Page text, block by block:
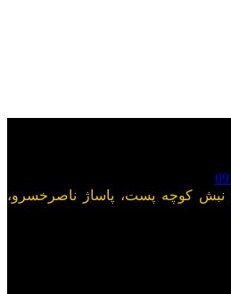
نبش کوچه پست، پاساژ ناصرخسرو،